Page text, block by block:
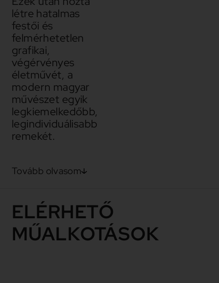
létre hatalmas
festői és
felmérhetetlen
grafikai,
végérvényes
életművét, a
modern magyar
művészet egyik
legkiemelkedőbb,
legindividuálisabb
remekét.
Tovább olvasom
ELÉRHETŐ
MŰALKOTÁSOK